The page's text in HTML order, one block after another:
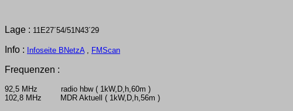
Lage : 11E27´54/51N43´29
Info : Infoseite BNetzA, FMScan
Frequenzen :
92,5 MHz radio hbw ( 1kW,D,h,60m )
102,8 MHz MDR Aktuell ( 1kW,D,h,56m )